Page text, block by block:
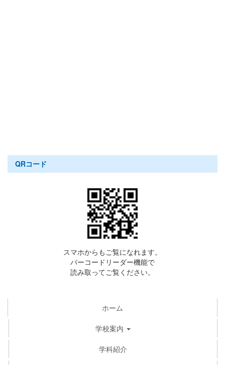
QRコード
スマホからもご覧になれます。
バーコードリーダー機能で
読み取ってご覧ください。
ホーム
学校案内
学科紹介